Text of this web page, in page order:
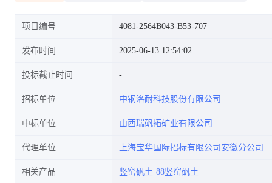
项目编号 4081-2564B043-B53-707
发布时间 2025-06-13 12:54:02
投标截止时间
招标单位 中钢洛耐科技股份有限公司
中标单位 山西瑞矾拓矿业有限公司
代理单位 上海宝华国际招标有限公司安徽分公司
相关产品 竖窑矾土 88竖窑矾土